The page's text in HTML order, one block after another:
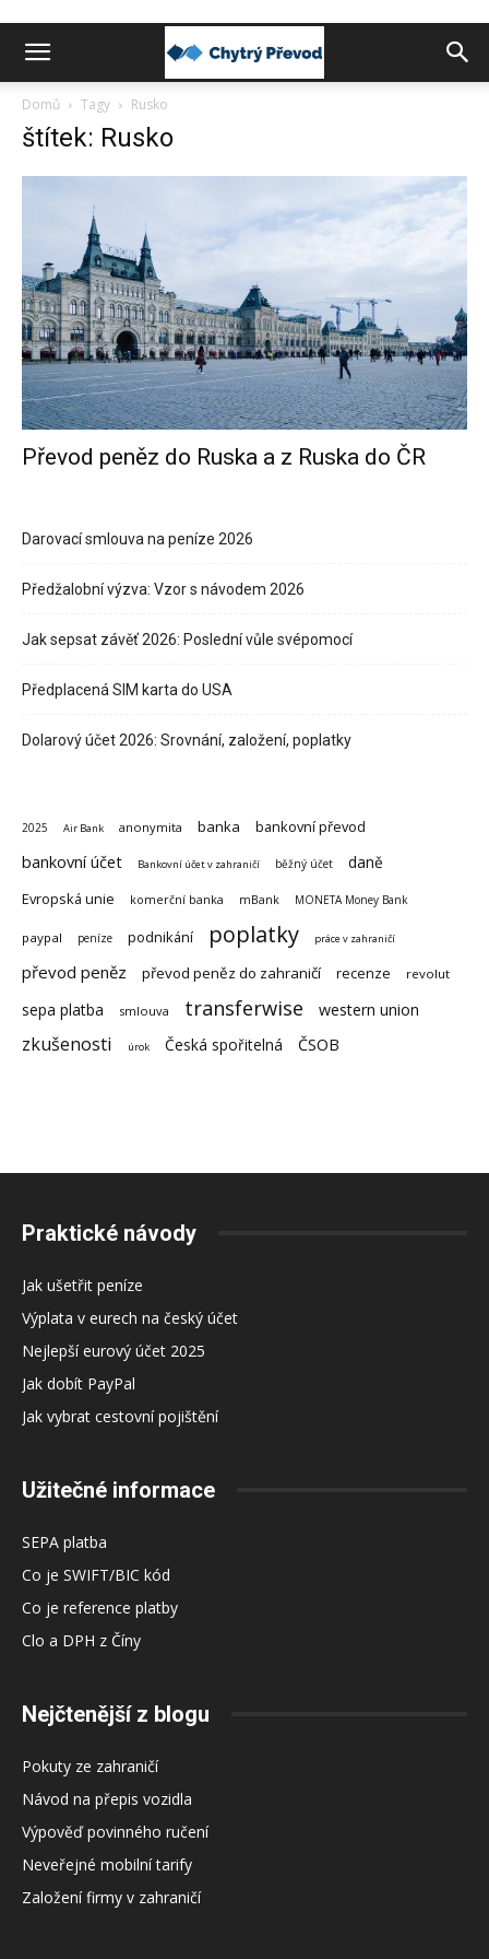
Chytrý
převod
zahraničí
Domů Tagy Rusko
štítek: Rusko
Převod peněz do Ruska a z Ruska do ČR
Darovací smlouva na peníze 2026
Předžalobní výzva: Vzor s návodem 2026
Jak sepsat závěť 2026: Poslední vůle svépomocí
Předplacená SIM karta do USA
Dolarový účet 2026: Srovnání, založení, poplatky
2025 Air Bank anonymita banka bankovní převod
bankovní účet Bankovní účet v zahraničí běžný účet daně
Evropská unie komerční banka mBank MONETA Money Bank
paypal peníze podnikání poplatky práce v zahraničí
převod peněz převod peněz do zahraničí recenze revolut
sepa platba smlouva transferwise western union
zkušenosti úrok Česká spořitelná ČSOB
Praktické návody
Jak ušetřit peníze
Výplata v eurech na český účet
Nejlepší eurový účet 2025
Jak dobít PayPal
Jak vybrat cestovní pojištění
Užitečné informace
SEPA platba
Co je SWIFT/BIC kód
Co je reference platby
Clo a DPH z Číny
Nejčtenější z blogu
Pokuty ze zahraničí
Návod na přepis vozidla
Výpověď povinného ručení
Neveřejné mobilní tarify
Založení firmy v zahraničí